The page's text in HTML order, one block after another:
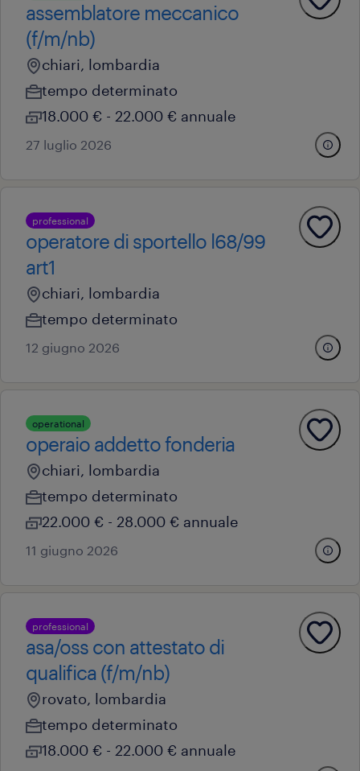
assemblatore meccanico
(f/m/nb)
chiari, lombardia
tempo determinato
18.000 € - 22.000 € annuale
27 luglio 2026
professional
operatore di sportello l68/99
art1
chiari, lombardia
tempo determinato
12 giugno 2026
operational
operaio addetto fonderia
chiari, lombardia
tempo determinato
22.000 € - 28.000 € annuale
11 giugno 2026
professional
asa/oss con attestato di
qualifica (f/m/nb)
rovato, lombardia
tempo determinato
18.000 € - 22.000 € annuale